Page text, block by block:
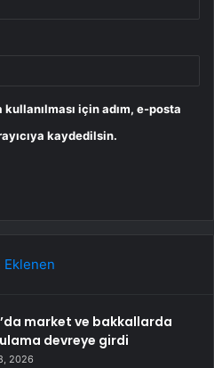
için adım, e-posta
kaydedilsin.
Eklenen
market ve bakkallarda
devreye girdi
2026